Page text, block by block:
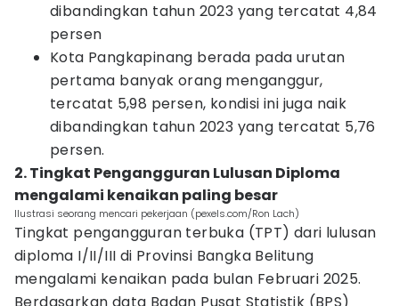
dibandingkan tahun 2023 yang tercatat 4,84
persen
Kota Pangkapinang berada pada urutan
pertama banyak orang menganggur,
tercatat 5,98 persen, kondisi ini juga naik
dibandingkan tahun 2023 yang tercatat 5,76
persen.
2. Tingkat Pengangguran Lulusan Diploma
mengalami kenaikan paling besar
Ilustrasi seorang mencari pekerjaan (pexels.com/Ron Lach)
Tingkat pengangguran terbuka (TPT) dari lulusan
diploma I/II/III di Provinsi Bangka Belitung
mengalami kenaikan pada bulan Februari 2025.